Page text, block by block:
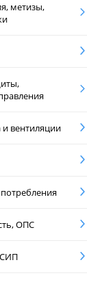
метизы,
вентиляции
ОПС